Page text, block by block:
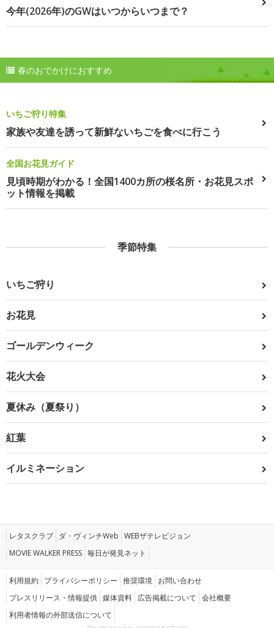
今年(2026年)のGWはいつからいつまで？
春のおでかけにおすすめ
いちご狩り特集
家族や友達を誘って新鮮ないちごを食べに行こう
全国お花見ガイド
見頃時期がわかる！全国1400カ所の桜名所・お花見スポ
ット情報を掲載
季節特集
いちご狩り
お花見
ゴールデンウィーク
花火大会
夏休み（夏祭り）
紅葉
イルミネーション
レタスクラブ ダ・ヴィンチWeb WEBザテレビジョン
MOVIE WALKER PRESS 毎日が発見ネット
利用規約 プライバシーポリシー 推奨環境 お問い合わせ
プレスリリース・情報提供 媒体資料 広告掲載について 会社概要
利用者情報の外部送信について